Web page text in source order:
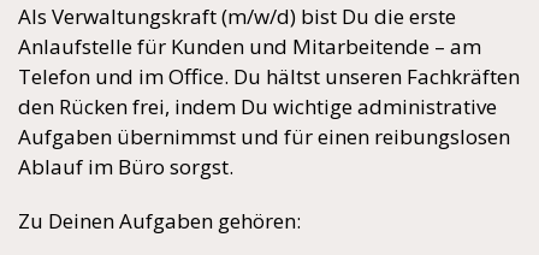
Als Verwaltungskraft (m/w/d) bist Du die erste
Anlaufstelle für Kunden und Mitarbeitende – am
Telefon und im Office. Du hältst unseren Fachkräften
den Rücken frei, indem Du wichtige administrative
Aufgaben übernimmst und für einen reibungslosen
Ablauf im Büro sorgst.
Zu Deinen Aufgaben gehören: